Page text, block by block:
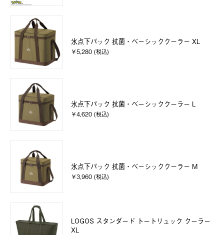
氷点下パック 抗菌・ベーシッククーラー XL
￥5,280 (税込)
氷点下パック 抗菌・ベーシッククーラー L
￥4,620 (税込)
氷点下パック 抗菌・ベーシッククーラー M
￥3,960 (税込)
LOGOS スタンダード トートリュック クーラー
XL